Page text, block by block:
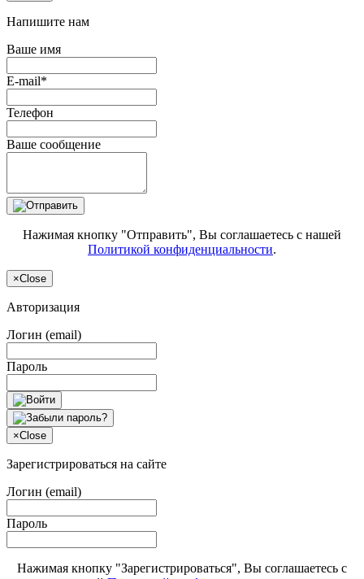
Напишите нам
Ваше имя
E-mail*
Телефон
Ваше сообщение
Нажимая кнопку "Отправить", Вы соглашаетесь с нашей
Политикой конфиденциальности.
×Close
Авторизация
Логин (email)
Пароль
×Close
Зарегистрироваться на сайте
Логин (email)
Пароль
Нажимая кнопку "Зарегистрироваться", Вы соглашаетесь с